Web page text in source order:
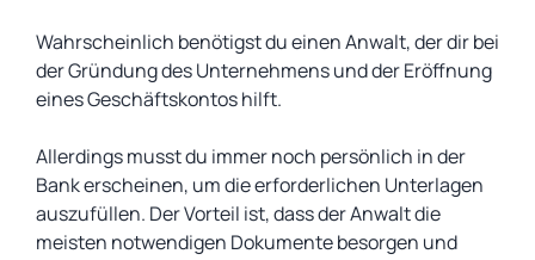
Wahrscheinlich benötigst du einen Anwalt, der dir bei
der Gründung des Unternehmens und der Eröffnung
eines Geschäftskontos hilft.
Allerdings musst du immer noch persönlich in der
Bank erscheinen, um die erforderlichen Unterlagen
auszufüllen. Der Vorteil ist, dass der Anwalt die
meisten notwendigen Dokumente besorgen und